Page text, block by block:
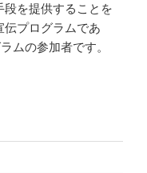
段を提供することを
伝プログラムであ
ムの参加者です。